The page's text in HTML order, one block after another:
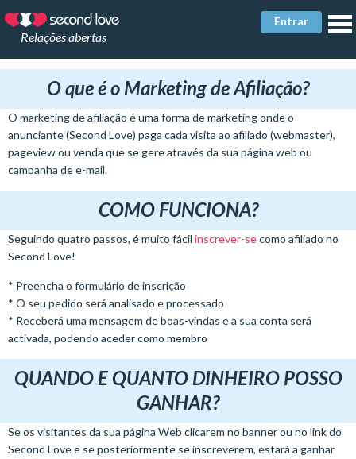
Relações abertas
Entrar
O que é o Marketing de Afiliação?
O marketing de afiliação é uma forma de marketing onde o
anunciante (Second Love) paga cada visita ao afiliado (webmaster),
pageview ou venda que se gere através da sua página web ou
campanha de e-mail.
COMO FUNCIONA?
Seguindo quatro passos, é muito fácil inscrever-secomo afiliado no
Second Love!
* Preencha o formulário de inscrição
* O seu pedido será analisado e processado
* Receberá uma mensagem de boas-vindas e a sua conta será
activada, podendo aceder como membro
QUANDO E QUANTO DINHEIRO POSSO
GANHAR?
Se os visitantes da sua página Web clicarem no banner ou no link do
Second Love e se posteriormente se inscreverem, estará a ganhar